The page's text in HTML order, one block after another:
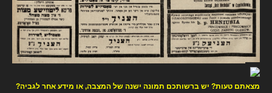
מצאתם טעות? יש ברשותכם תמונה ישנה של המצבה, או מידע אחר לגביה?